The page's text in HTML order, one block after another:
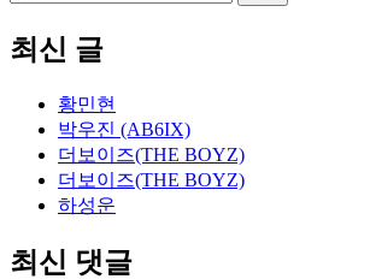
어:
최신 글
황민현
박우진 (AB6IX)
더보이즈(THE BOYZ)
더보이즈(THE BOYZ)
하성운
최신 댓글